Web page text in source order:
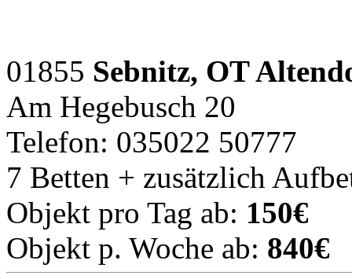
01855 Sebnitz, OT
Am Hegebusch 20
Telefon: 035022 50777
7 Betten + zusätzlich
Objekt pro Tag ab: 150€
Objekt p. Woche ab: 840€